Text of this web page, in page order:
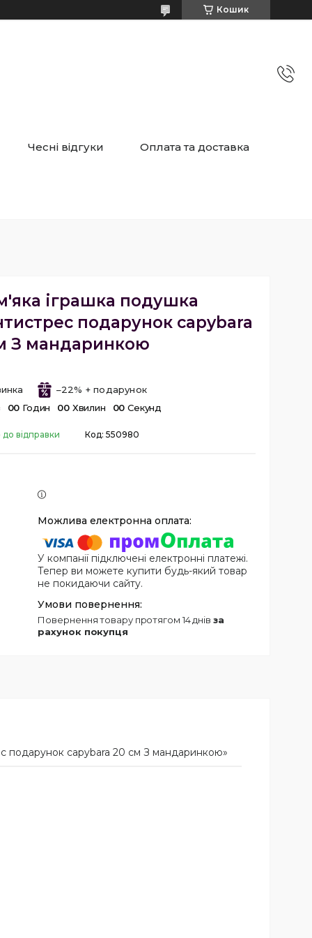
Кошик
Чесні відгуки Оплата та доставка
іграшка подушка
подарунок capybara
З мандаринкою
–22%
00 Годин 00 Хвилин 00 Секунд
до відправки Код: 550980
У компанії підключені електронні платежі.
Тепер ви можете купити будь-який товар
не покидаючи сайту.
повернення товару протягом 14 днів за
рахунок покупця
подарунок capybara 20 см З мандаринкою»